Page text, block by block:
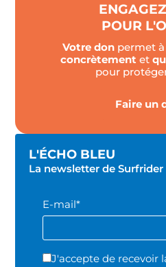
POUR
Votre donpermet à
concrètement et
pour protéger
Faire un
L'ÉCHO BLEU
La newsletter de Surfrider
E-mail*
J'accepte de recevoir